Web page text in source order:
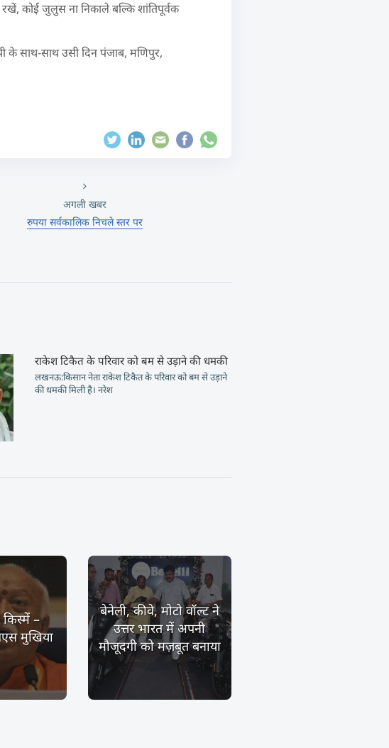
कोई जुलुस ना निकाले बल्कि शांतिपूर्वक
के साथ-साथ उसी दिन पंजाब, मणिपुर,
अगली खबर
रुपया सर्वकालिक निचले स्तर पर
राकेश टिकैत के परिवार को बम से उड़ाने की धमकी
लखनऊ:किसान नेता राकेश टिकैत के परिवार को बम से उड़ाने
की धमकी मिली है। नरेश
–
मुखिया
बेनेली, कीवे, मोटो वॉल्ट ने
उत्तर भारत में अपनी
मौजूदगी को मज़बूत बनाया